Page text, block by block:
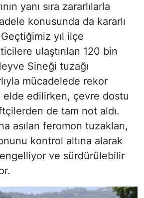
yanı sıra zararlılarla
konusunda da kararlı
Geçtiğimiz yıl ilçe
ulaştırılan 120 bin
Sineği tuzağı
mücadelede rekor
elde edilirken, çevre dostu
de tam not aldı.
asılan feromon tuzakları,
kontrol altına alarak
engelliyor ve sürdürülebilir